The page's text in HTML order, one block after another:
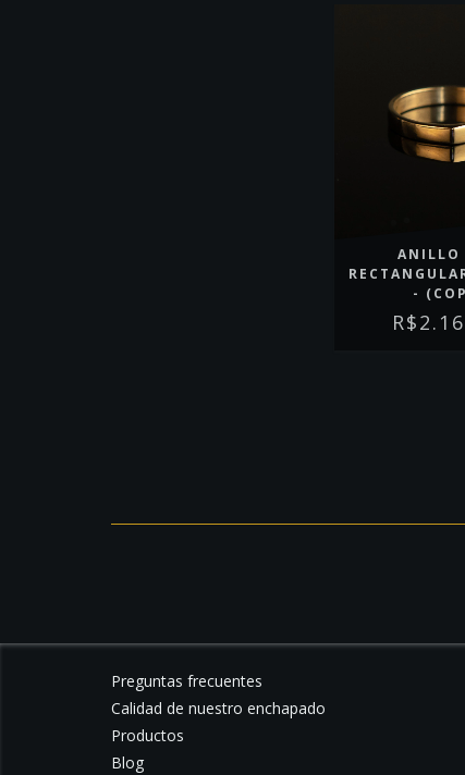
ANILLO
-
Preguntas frecuentes
Calidad de nuestro enchapado
Productos
Blog